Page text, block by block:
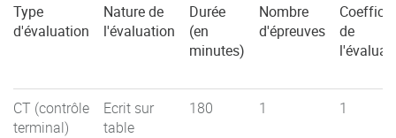
Type
d'évaluation
Nature de
l'évaluation
Durée
(en
minutes)
Nombre
d'épreuves
de
CT (contrôle
terminal)
Ecrit sur
table
180 1 1